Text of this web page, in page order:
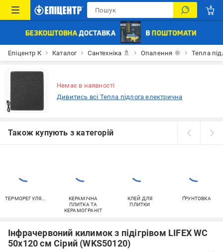
Епіцентр К Каталог Сантехніка 🚿 Опалення 🌞 Тепла
Немає в наявності
Дивитись всі Тепла підлога електрична
Також купують з категорій
КЕРАМІЧНА
ПЛИТКА ТА
КЕРАМОГРАНІТ
КЛЕЙ ДЛЯ
ПЛИТКИ
ҐРУНТОВКА
Інфрачервоний килимок з підігрівом LIFEX WC
50х120 см Сірий (WKS50120)